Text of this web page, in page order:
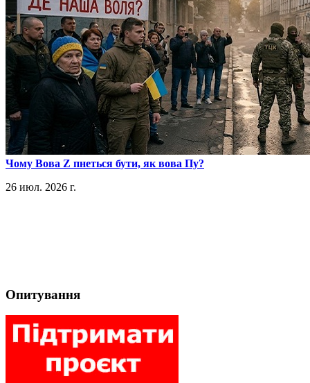
​Чому Вова Z пнеться бути, як вова Пу?
26 июл. 2026 г.
Опитування